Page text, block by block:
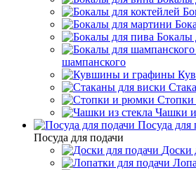
Бокалы
шампанского
Чашки
Посуда для
Посуда для подачи
Доски